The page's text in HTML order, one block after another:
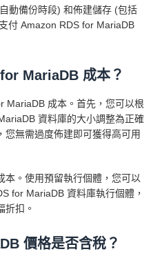
動備份時段) 和佈建儲存 (包括
付 Amazon RDS for MariaDB
MariaDB 成本？
MariaDB 成本。首先，您可以根
資料庫的大小調整為正確
無需過度佈建即可獲得高可用
本。使用預留執行個體，您可以
for MariaDB 資料庫執行個體，
折扣。
價格是否含稅？